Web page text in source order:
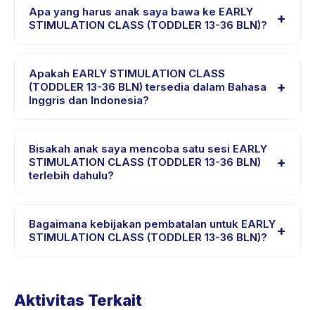
diselenggarakan di lokasi penyedia di Kecamatan
Duren Sawit. Alamat lengkap, peta, dan petunjuk arah
Apa yang harus anak saya bawa ke EARLY
STIMULATION CLASS (TODDLER 13-36 BLN)?
+
nyaman, air minum, dan perlengkapan khusus EARLY
STIMULATION CLASS (TODDLER 13-36 BLN). Penyedia
akan mengonfirmasi dalam email pemesanan.
Apakah EARLY STIMULATION CLASS
(TODDLER 13-36 BLN) tersedia dalam Bahasa
Inggris dan Indonesia?
+
Beberapa penyedia menawarkan EARLY STIMULATION
CLASS (TODDLER 13-36 BLN) dalam Bahasa Inggris,
cek halaman detail aktivitas untuk bahasa yang
Bisakah anak saya mencoba satu sesi EARLY
STIMULATION CLASS (TODDLER 13-36 BLN)
terlebih dahulu?
+
trial atau satu sesi. Cari badge trial pada daftar EARLY
STIMULATION CLASS (TODDLER 13-36 BLN), atau
Bagaimana kebijakan pembatalan untuk EARLY
STIMULATION CLASS (TODDLER 13-36 BLN)?
+
36 BLN) tertera pada halaman aktivitas di aplikasi.
Aktivitas Terkait